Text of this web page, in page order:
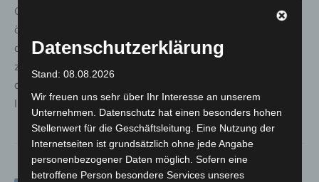
Gruppe appelliert die Stadt, ihre Sachen zeitnah von der
öffentlichen Fläche wegzuräumen. Über den Termin für
den Baustart und den weiteren Bauablauf wird die Stadt
zu gegebener Zeit mithilfe der örtlichen Presse und auf
der städtischen
Internetseite www.langenhagen.deinformieren.
Datenschutzerklärung
Stand: 08.08.2026
Wir freuen uns sehr über Ihr Interesse an unserem
Unternehmen. Datenschutz hat einen besonders hohen
Stellenwert für die Geschäftsleitung. Eine Nutzung der
Internetseiten ist grundsätzlich ohne jede Angabe
personenbezogener Daten möglich. Sofern eine
betroffene Person besondere Services unseres